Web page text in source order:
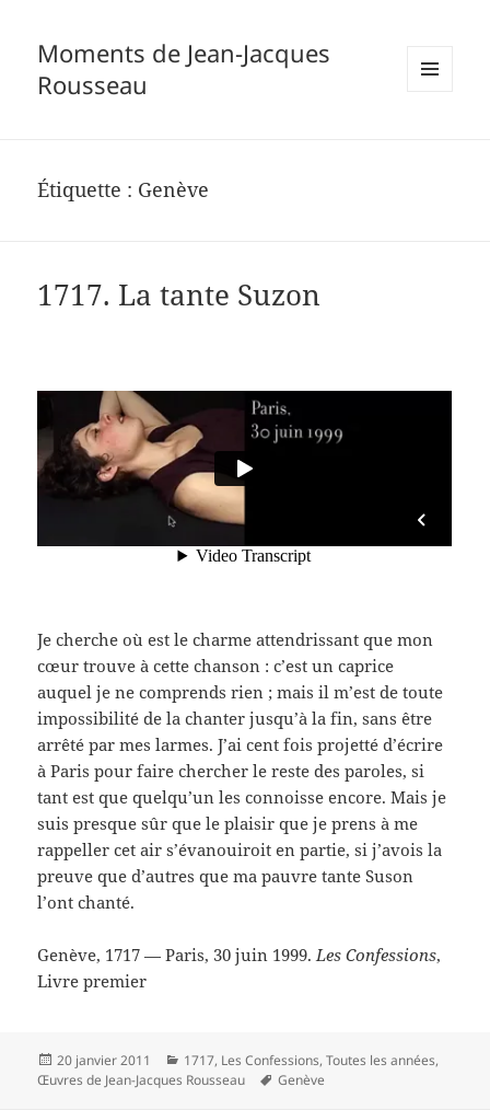
Moments de Jean-Jacques
Rousseau
Étiquette : Genève
1717. La tante Suzon
Je cherche où est le charme attendrissant que mon
cœur trouve à cette chanson : c’est un caprice
auquel je ne comprends rien ; mais il m’est de toute
impossibilité de la chanter jusqu’à la fin, sans être
arrêté par mes larmes. J’ai cent fois projetté d’écrire
à Paris pour faire chercher le reste des paroles, si
tant est que quelqu’un les connoisse encore. Mais je
suis presque sûr que le plaisir que je prens à me
rappeller cet air s’évanouiroit en partie, si j’avois la
preuve que d’autres que ma pauvre tante Suson
l’ont chanté.
Genève, 1717 — Paris, 30 juin 1999.Les Confessions,
Livre premier
Publié
le
20 janvier 2011 Catégories
1717, Les Confessions,Toutes les années,
Œuvres de Jean-Jacques Rousseau
Mots-
Genève